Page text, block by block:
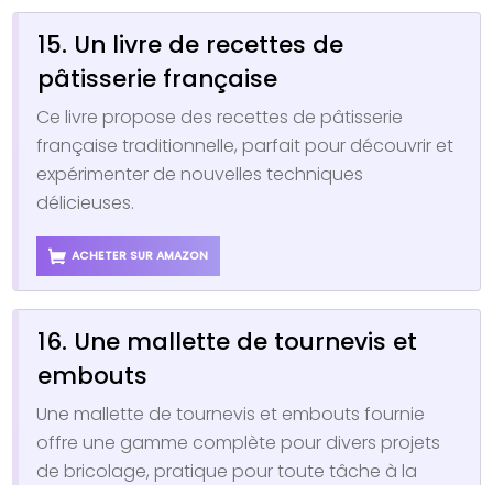
15. Un livre de recettes de
pâtisserie française
Ce livre propose des recettes de pâtisserie
française traditionnelle, parfait pour découvrir et
expérimenter de nouvelles techniques
délicieuses.
ACHETER SUR AMAZON
16. Une mallette de tournevis et
embouts
Une mallette de tournevis et embouts fournie
offre une gamme complète pour divers projets
de bricolage, pratique pour toute tâche à la